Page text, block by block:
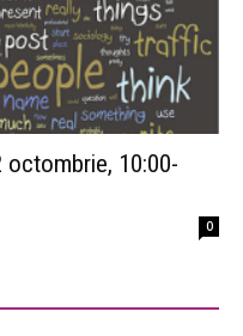
10:00-
0